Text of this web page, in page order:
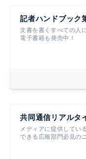
記者ハンドブック
文書を書くすべての人
電子書籍も発売中！
共同通信リアルタ
メディアに提供してい
できる広報部門必見の